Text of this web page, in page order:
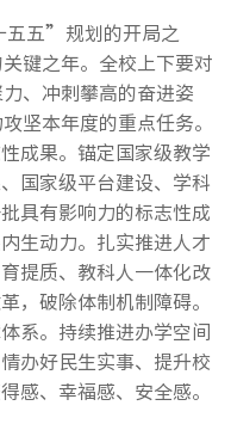
五”规划的开局之
键之年。全校上下要对
、冲刺攀高的奋进姿
本年度的重点任务。
成果。锚定国家级教学
国家级平台建设、学科
具有影响力的标志性成
生动力。扎实推进人才
提质、教科人一体化改
，破除体制机制障碍。
系。持续推进办学空间
办好民生实事、提升校
感、幸福感、安全感。